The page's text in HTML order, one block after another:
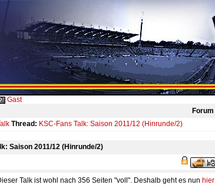
Gast
Forum
Thread: KSC-Fans Talk: Saison 2011/12 (Hinrunde/2)
Saison 2011/12 (Hinrunde/2)
Talk ist wohl nach 356 Seiten "voll". Deshalb geht es nun hier